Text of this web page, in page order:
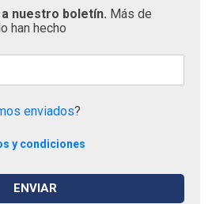
nuestro boletín. Más de
han hecho
enviados?
y condiciones